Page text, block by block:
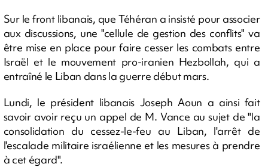
Sur le front libanais, que Téhéran a insisté pour associer
aux discussions, une "cellule de gestion des conflits" va
être mise en place pour faire cesser les combats entre
Israël et le mouvement pro-iranien Hezbollah, qui a
entraîné le Liban dans la guerre début mars.
Lundi, le président libanais Joseph Aoun a ainsi fait
savoir avoir reçu un appel de M. Vance au sujet de "la
consolidation du cessez-le-feu au Liban, l'arrêt de
l'escalade militaire israélienne et les mesures à prendre
à cet égard".